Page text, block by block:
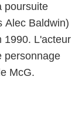
poursuite
Alec Baldwin)
1990. L'acteur
personnage
McG.